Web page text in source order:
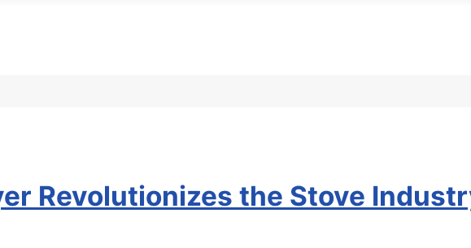
Revolutionizes the Stove